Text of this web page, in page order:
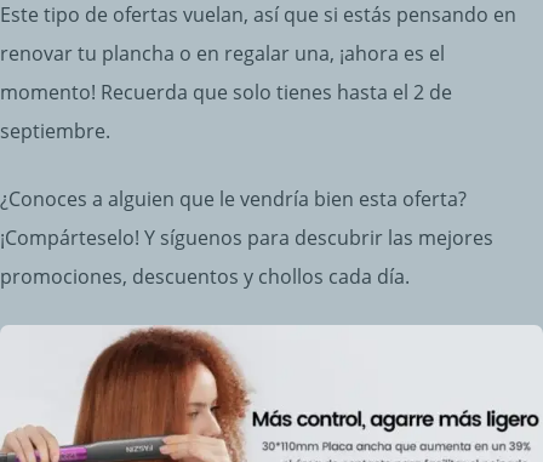
Este tipo de ofertas vuelan, así que si estás pensando en
renovar tu plancha o en regalar una, ¡ahora es el
momento! Recuerda que solo tienes hasta el 2 de
septiembre.
¿Conoces a alguien que le vendría bien esta oferta?
¡Compárteselo! Y síguenos para descubrir las mejores
promociones, descuentos y chollos cada día.